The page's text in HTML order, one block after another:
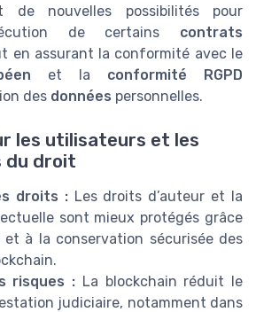
de nouvelles possibilités pour
de certains contrats
en assurant la conformité avec le
et la conformité RGPD
des données personnelles.
les utilisateurs et les
du droit
droits :Les droits d’auteur et la
sont mieux protégés grâce
et à la conservation sécurisée des
risques : La blockchain réduit le
judiciaire, notamment dans